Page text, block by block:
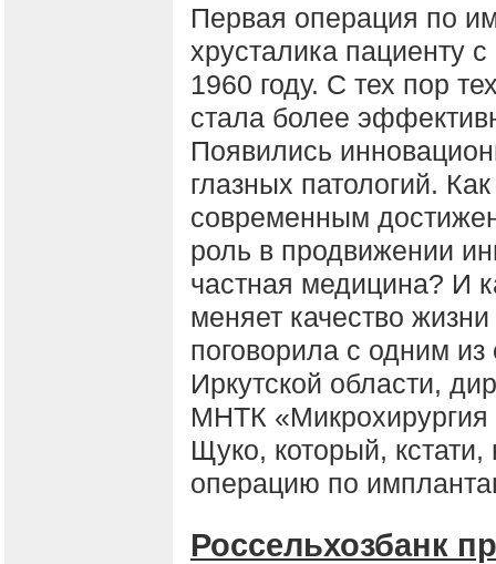
Первая операция по
хрусталика пациенту
1960 году. С тех пор
стала более
Появились
глазных патологий.
современным
роль в продвижении
частная медицина? И
меняет качество
поговорила с одним
Иркутской области,
МНТК
Щуко, который,
операцию по
Россельхозбанк